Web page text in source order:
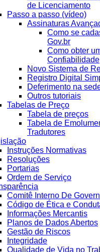
de Licenciamento
Passo a passo (vídeo)
Assinaturas
Como se
Gov.br
Como obter
Confiabilidade
Novo Sistema de
Registro Digital
Deferimento na
Outros tutoriais
Tabelas de Preço
Tabela de preços
Tabela de
Tradutores
Instruções Normativas
Resoluções
Portarias
Ordem de Serviço
Comitê Interno De
Código de Ética e
Informações Mercantis
Planos de Dados Abertos
Gestão de Riscos
Integridade
Qualidade de Vida no